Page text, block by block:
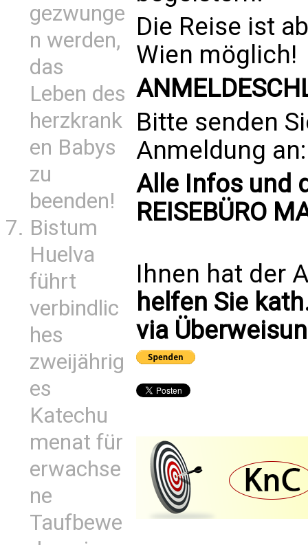
gezwunge
n werden,
das
Leben des
herzkrank
en Babys
zu
beenden!
Bistum
Huelva
führt
verbindlic
hes
zweijährig
es
Katechu
menat für
erwachse
ne
Taufbewe
Die Reise ist
Wien möglich!
Bitte senden
Anmeldung
Alle Infos und
REISEBÜRO
Ihnen hat der
helfen Sie
via